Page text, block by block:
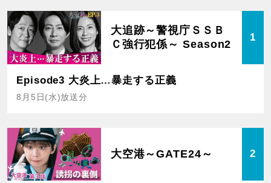
大追跡～警視庁ＳＳＢ
Ｃ強行犯係～ Season2
1
Episode3 大炎上…暴走する正義
8月5日(水)放送分
大空港～GATE24～ 2